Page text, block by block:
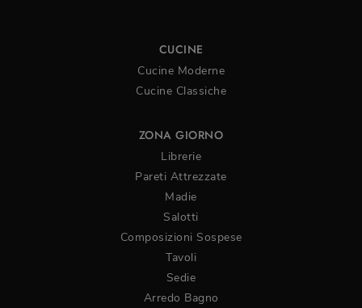
CUCINE
Cucine Moderne
Cucine Classiche
ZONA GIORNO
Librerie
Pareti Attrezzate
Madie
Salotti
Composizioni Sospese
Tavoli
Sedie
Arredo Bagno